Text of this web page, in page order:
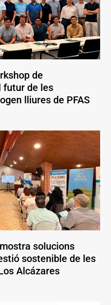
de
futur de les
lliures de PFAS
solucions
sostenible de les
Alcázares